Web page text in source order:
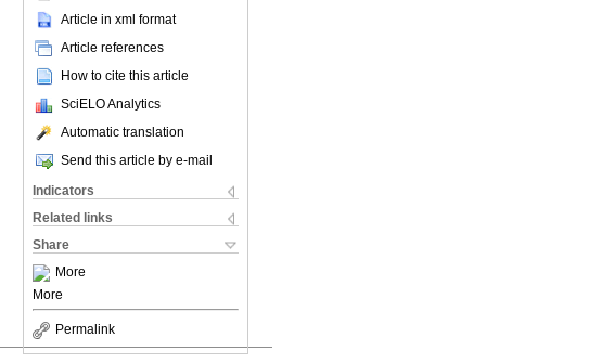
Article in xml format
Article references
How to cite this article
SciELO Analytics
Automatic translation
Send this article by e-mail
Indicators
Related links
Share
More
More
Permalink